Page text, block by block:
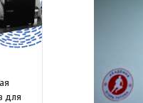
для